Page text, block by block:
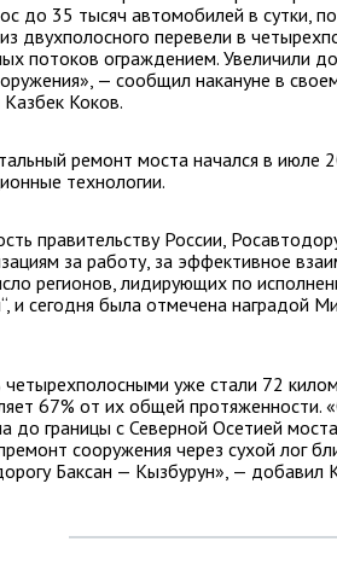
до 35 тысяч автомобилей в сутки,
двухполосного перевели в
потоков ограждением. Увеличили
— сообщил накануне в
Коков.
ремонт моста начался в июле
технологии.
правительству России,
за работу, за эффективное
регионов, лидирующих по
и сегодня была отмечена наградой
уже стали 72
67% от их общей протяженности.
до границы с Северной Осетией
сооружения через сухой лог
Баксан — Кызбурун», — добавил